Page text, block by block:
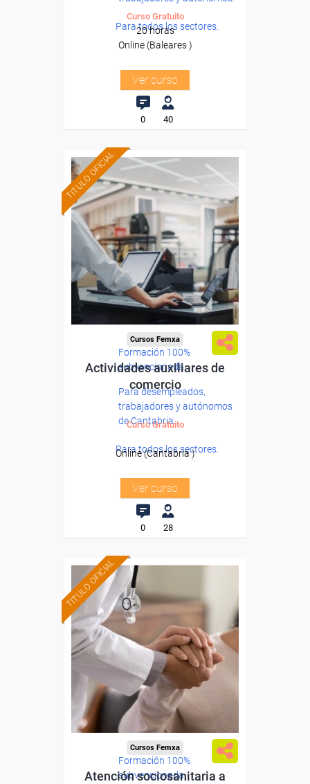
Para todos los sectores.
Curso Gratuito
20 horas
Online (Baleares )
Ver curso
0 40
TITULO OFICIAL
Formación 100%
subvencionada.
Para desempleados,
trabajadores y autónomos
de Cantabria.
Para todos los sectores.
Cursos Femxa
Actividades auxiliares de
comercio
Curso Gratuito
Online (Cantabria )
Ver curso
0 28
TITULO OFICIAL
Formación 100%
subvencionada.
Cursos Femxa
Atención sociosanitaria a